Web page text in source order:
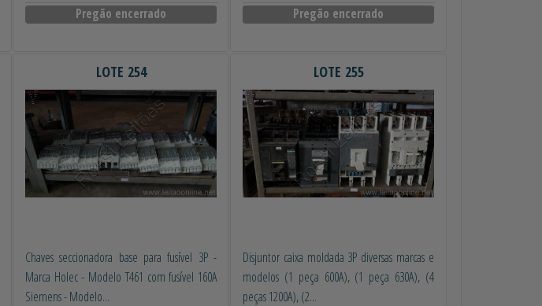
Pregão encerrado Pregão encerrado
LOTE 254
Chaves seccionadora base para fusível 3P -
Marca Holec - Modelo T461 com fusível 160A
Siemens - Modelo...
LOTE 255
Disjuntor caixa moldada 3P diversas marcas e
modelos (1 peça 600A), (1 peça 630A), (4
peças 1200A), (2...